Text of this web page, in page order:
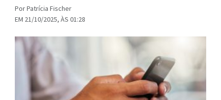
Por Patrícia Fischer
EM 21/10/2025, ÀS 01:28